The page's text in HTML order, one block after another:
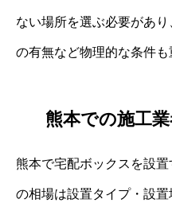
ない場所を選ぶ必要があ
の有無など物理的な条件も
熊本での施工
熊本で宅配ボックスを設
の相場は設置タイプ・設